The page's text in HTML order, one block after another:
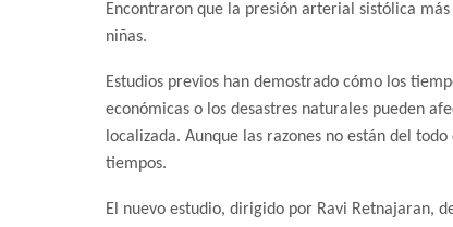
Encontraron que la presión arterial sistólica
niñas.
Estudios previos han demostrado cómo los
económicas o los desastres naturales pueden
localizada. Aunque las razones no están del
tiempos.
El nuevo estudio, dirigido por Ravi Retnajaran,